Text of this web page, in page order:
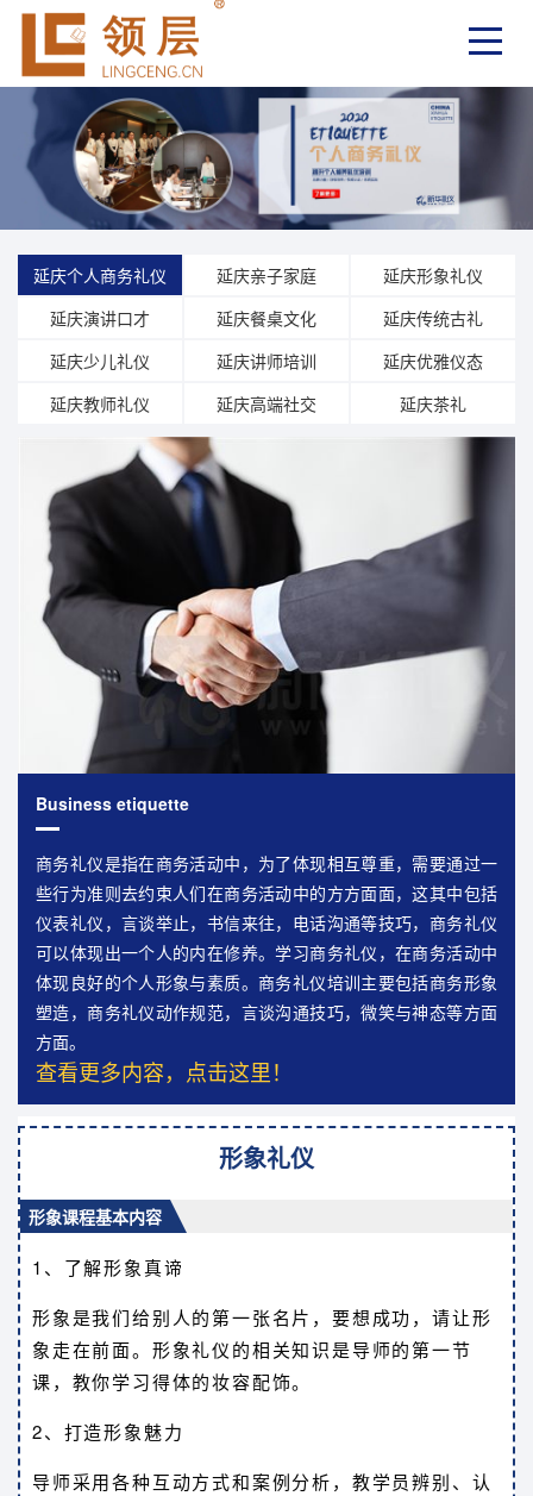
延庆个人商务礼仪 延庆亲子家庭
延庆形象礼仪
延庆演讲口才
延庆餐桌文化
延庆传统古礼
延庆少儿礼仪
延庆讲师培训
延庆优雅仪态
延庆教师礼仪
延庆高端社交 延庆茶礼
Business etiquette
商务礼仪是指在商务活动中，为了体现相互尊重，需要通过一
些行为准则去约束人们在商务活动中的方方面面，这其中包括
仪表礼仪，言谈举止，书信来往，电话沟通等技巧，商务礼仪
可以体现出一个人的内在修养。学习商务礼仪，在商务活动中
体现良好的个人形象与素质。商务礼仪培训主要包括商务形象
塑造，商务礼仪动作规范，言谈沟通技巧，微笑与神态等方面
方面。
查看更多内容，点击这里！
形象礼仪
形象课程基本内容
1、了解形象真谛
形象是我们给别人的第一张名片，要想成功，请让形
象走在前面。形象礼仪的相关知识是导师的第一节
课，教你学习得体的妆容配饰。
2、打造形象魅力
导师采用各种互动方式和案例分析，教学员辨别、认